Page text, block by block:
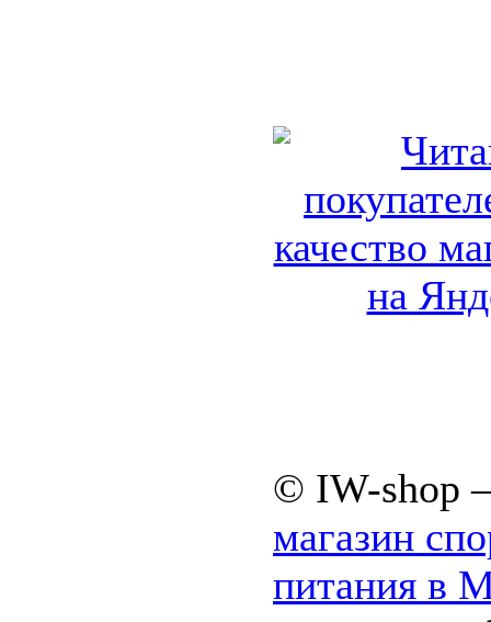
© IW-shop
магазин
питания в